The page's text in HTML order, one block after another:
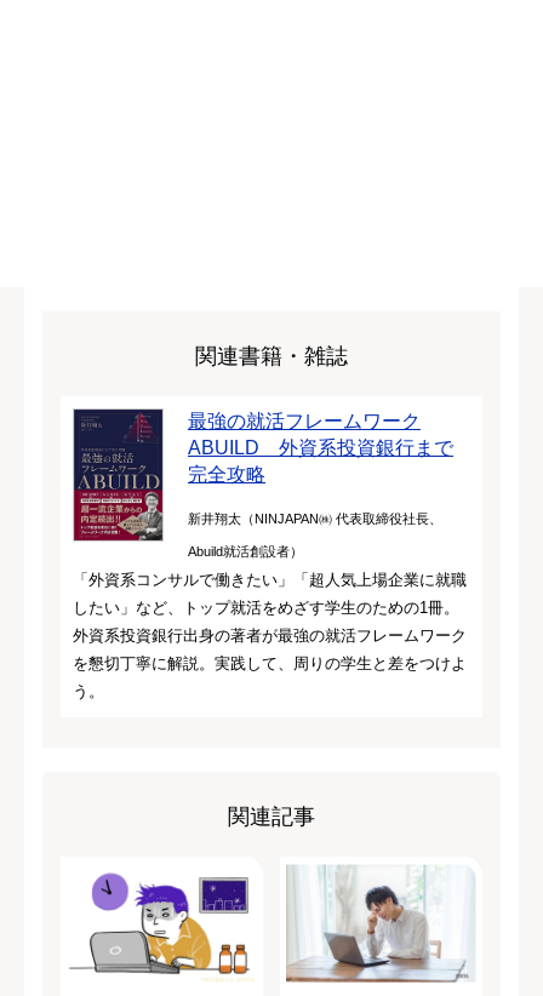
関連書籍・雑誌
最強の就活フレームワーク
ABUILD 外資系投資銀行まで
完全攻略
新井翔太（NINJAPAN㈱ 代表取締役社長、
Abuild就活創設者）
「外資系コンサルで働きたい」「超人気上場企業に就職
したい」など、トップ就活をめざす学生のための1冊。
外資系投資銀行出身の著者が最強の就活フレームワーク
を懇切丁寧に解説。実践して、周りの学生と差をつけよ
う。
関連記事